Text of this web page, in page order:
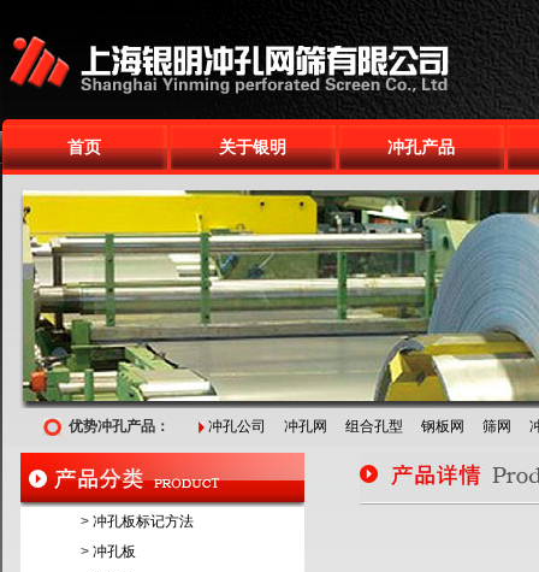
首页 关于银明 冲孔产品
优势冲孔产品： 冲孔公司 冲孔网 组合孔型 钢板网 筛网
> 冲孔板标记方法
> 冲孔板